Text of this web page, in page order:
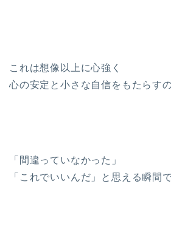
これは想像以上に心強く
心の安定と小さな自信をもたらすの
「間違っていなかった」
「これでいいんだ」と思える瞬間で